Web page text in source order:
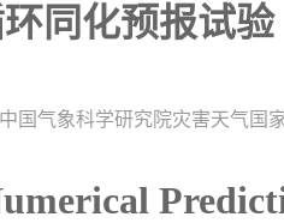
同化预报试验
国气象科学研究院灾害天气国